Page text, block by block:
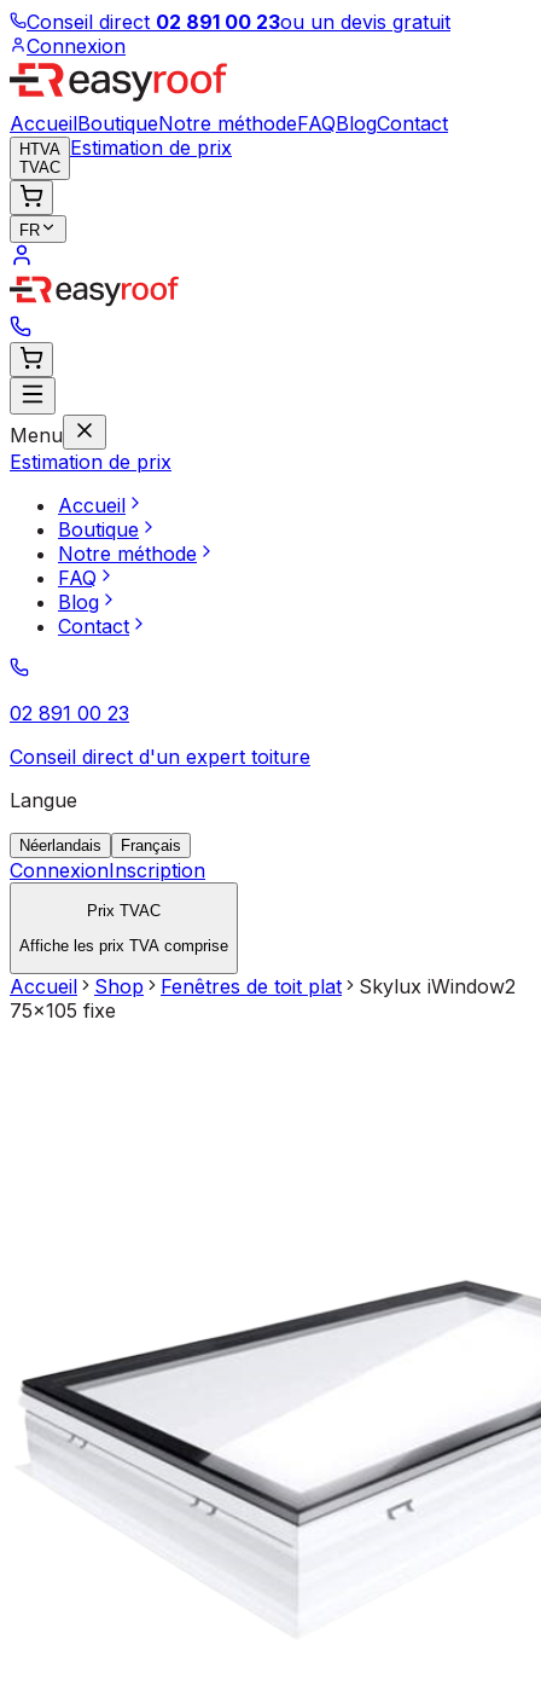
Conseil direct 02 891 00 23ou un devis gratuit
Connexion
AccueilBoutiqueNotre méthodeFAQBlogContact
HTVA
TVAC
Estimation de prix
FR
Menu
Estimation de prix
Accueil
Boutique
Notre méthode
FAQ
Blog
Contact
02 891 00 23
Conseil direct d'un expert toiture
Langue
Néerlandais Français
ConnexionInscription
Prix TVAC
Affiche les prix TVA comprise
Accueil Shop Fenêtres de toit plat
Skylux iWindow2
75x105 fixe